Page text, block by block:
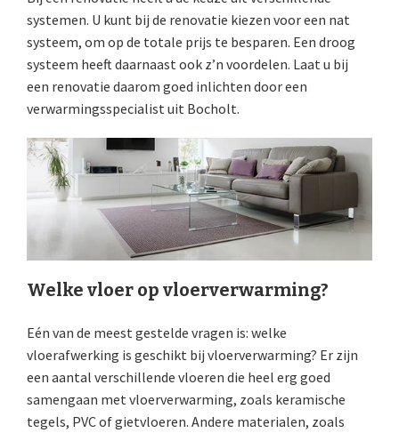
systemen. U kunt bij de renovatie kiezen voor een nat
systeem, om op de totale prijs te besparen. Een droog
systeem heeft daarnaast ook z’n voordelen. Laat u bij
een renovatie daarom goed inlichten door een
verwarmingsspecialist uit Bocholt.
Welke vloer op vloerverwarming?
Eén van de meest gestelde vragen is: welke
vloerafwerking is geschikt bij vloerverwarming? Er zijn
een aantal verschillende vloeren die heel erg goed
samengaan met vloerverwarming, zoals keramische
tegels, PVC of gietvloeren. Andere materialen, zoals